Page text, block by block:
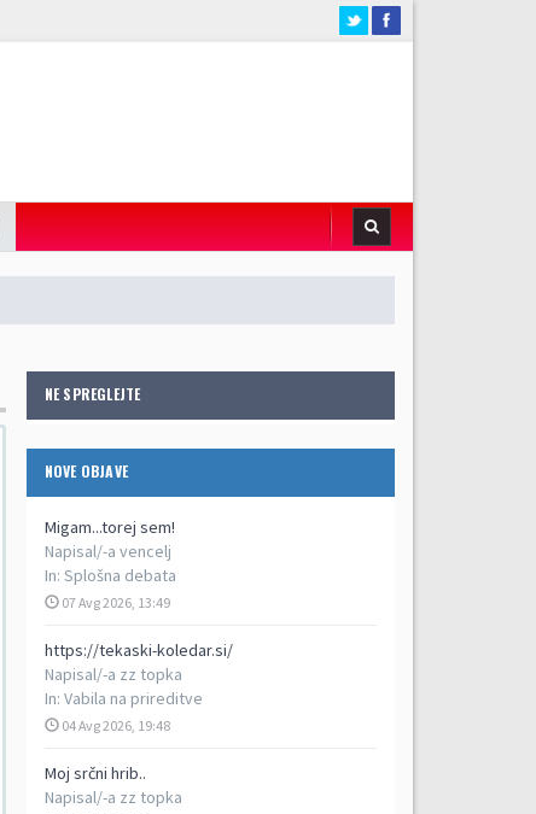
NE SPREGLEJTE
NOVE OBJAVE
Migam...torej sem!
Napisal/-a vencelj
In: Splošna debata
07 Avg 2026, 13:49
https://tekaski-koledar.si/
Napisal/-a zz topka
In: Vabila na prireditve
04 Avg 2026, 19:48
Moj srčni hrib..
Napisal/-a zz topka